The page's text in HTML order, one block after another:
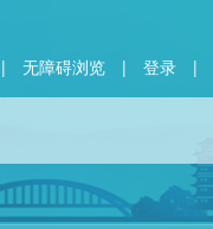
| 无障碍浏览 | 登录 |